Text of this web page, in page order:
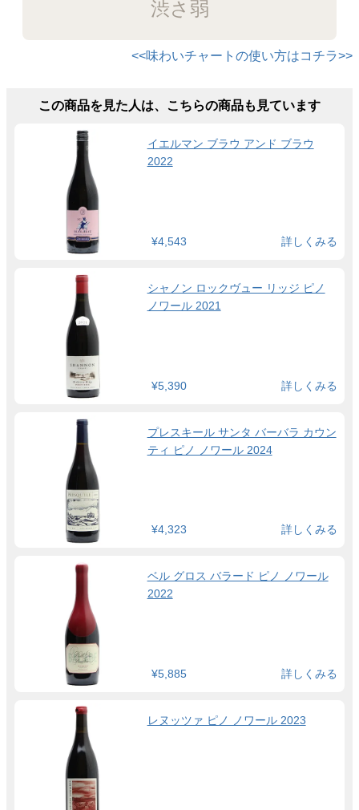
渋さ弱
<<味わいチャートの使い方はコチラ>>
この商品を見た人は、こちらの商品も見ています
イエルマン ブラウ アンド ブラウ
2022
¥4,543 詳しくみる
シャノン ロックヴュー リッジ ピノ
ノワール 2021
¥5,390 詳しくみる
プレスキール サンタ バーバラ カウン
ティ ピノ ノワール 2024
¥4,323 詳しくみる
ベル グロス バラード ピノ ノワール
2022
¥5,885 詳しくみる
レヌッツァ ピノ ノワール 2023